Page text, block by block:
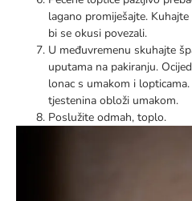
lagano promiješajte.
bi se okusi povezali.
U međuvremenu skuhajte
uputama na pakiranju.
lonac s umakom i
tjestenina obloži umakom.
Poslužite odmah, toplo.